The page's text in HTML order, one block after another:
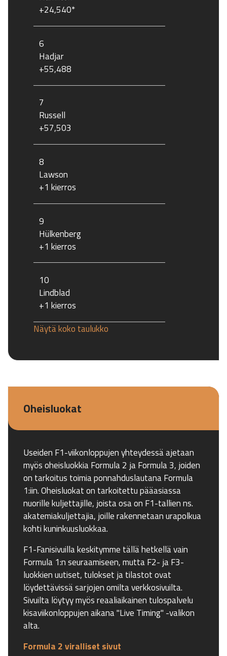
+24,540*
6
Hadjar
+55,488
7
Russell
+57,503
8
Lawson
+1 kierros
9
Hülkenberg
+1 kierros
10
Lindblad
+1 kierros
Näytä koko taulukko
Oheisluokat
Useiden F1-viikonloppujen yhteydessä ajetaan
myös oheisluokkia Formula 2 ja Formula 3, joiden
on tarkoitus toimia ponnahduslautana Formula
1:iin. Oheisluokat on tarkoitettu pääasiassa
nuorille kuljettajille, joista osa on F1-tallien ns.
akatemiakuljettajia, joille rakennetaan urapolkua
kohti kuninkuusluokkaa.
F1-Fanisivuilla keskitymme tällä hetkellä vain
Formula 1:n seuraamiseen, mutta F2- ja F3-
luokkien uutiset, tulokset ja tilastot ovat
löydettävissä sarjojen omilta verkkosivuilta.
Sivuilta löytyy myös reaaliaikainen tulospalvelu
kisaviikonloppujen aikana "Live Timing" -valikon
alta.
Formula 2 viralliset sivut